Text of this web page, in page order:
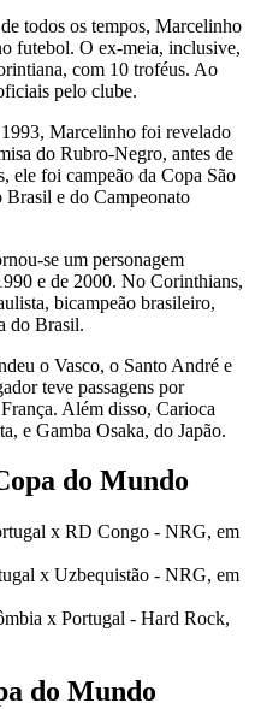
todos os tempos, Marcelinho
futebol. O ex-meia, inclusive,
com 10 troféus. Ao
pelo clube.
Marcelinho foi revelado
do Rubro-Negro, antes de
ele foi campeão da Copa São
Brasil e do Campeonato
se um personagem
e de 2000. No Corinthians,
bicampeão brasileiro,
do Brasil.
o Vasco, o Santo André e
teve passagens por
Além disso, Carioca
e Gamba Osaka, do Japão.
do Mundo
x RD Congo - NRG, em
x Uzbequistão - NRG, em
x Portugal - Hard Rock,
do Mundo